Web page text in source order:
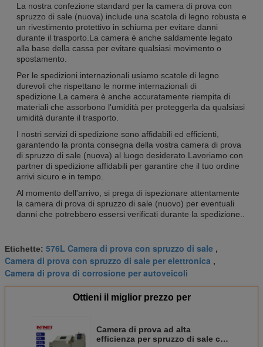
La nostra confezione standard per la camera di prova con
spruzzo di sale (nuova) include una scatola di legno robusta e
un rivestimento protettivo in schiuma per evitare danni
durante il trasporto.La camera è anche saldamente legato
alla base della cassa per evitare qualsiasi movimento o
spostamento.
Per le spedizioni internazionali usiamo scatole di legno
durevoli che rispettano le norme internazionali di
spedizione.La camera è anche accuratamente riempita di
materiali che assorbono l'umidità per proteggerla da qualsiasi
umidità durante il trasporto.
I nostri servizi di spedizione sono affidabili ed efficienti,
garantendo la pronta consegna della vostra camera di prova
di spruzzo di sale (nuova) al luogo desiderato.Lavoriamo con
partner di spedizione affidabili per garantire che il tuo ordine
arrivi sicuro e in tempo.
Al momento dell'arrivo, si prega di ispezionare attentamente
la camera di prova di spruzzo di sale (nuovo) per eventuali
danni che potrebbero essersi verificati durante la spedizione..
Etichette: 576L Camera di prova con spruzzo di sale ,
Camera di prova con spruzzo di sale per elettronica ,
Camera di prova di corrosione per autoveicoli
Ottieni il miglior prezzo per
Camera di prova ad alta
efficienza per spruzzo di sale con